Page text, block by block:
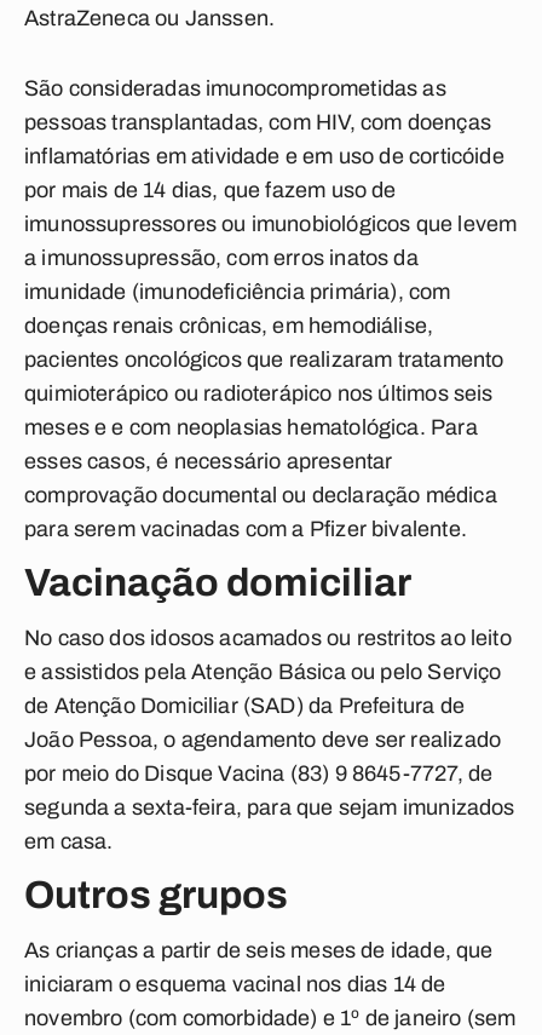
AstraZeneca ou Janssen.
São consideradas imunocomprometidas as
pessoas transplantadas, com HIV, com doenças
inflamatórias em atividade e em uso de corticóide
por mais de 14 dias, que fazem uso de
imunossupressores ou imunobiológicos que levem
a imunossupressão, com erros inatos da
imunidade (imunodeficiência primária), com
doenças renais crônicas, em hemodiálise,
pacientes oncológicos que realizaram tratamento
quimioterápico ou radioterápico nos últimos seis
meses e e com neoplasias hematológica. Para
esses casos, é necessário apresentar
comprovação documental ou declaração médica
para serem vacinadas com a Pfizer bivalente.
Vacinação domiciliar
No caso dos idosos acamados ou restritos ao leito
e assistidos pela Atenção Básica ou pelo Serviço
de Atenção Domiciliar (SAD) da Prefeitura de
João Pessoa, o agendamento deve ser realizado
por meio do Disque Vacina (83) 9 8645-7727, de
segunda a sexta-feira, para que sejam imunizados
em casa.
Outros grupos
As crianças a partir de seis meses de idade, que
iniciaram o esquema vacinal nos dias 14 de
novembro (com comorbidade) e 1º de janeiro (sem